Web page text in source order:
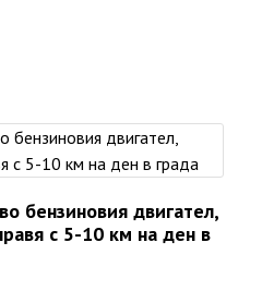
бензиновия двигател,
с 5-10 км на ден в